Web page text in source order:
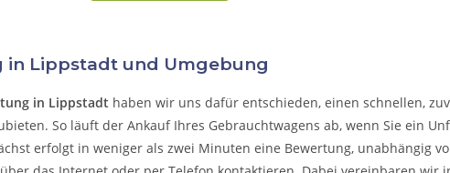
Lippstadt und Umgebung
in Lippstadt haben wir uns dafür entschieden, einen schnellen,
So läuft der Ankauf Ihres Gebrauchtwagens ab, wenn Sie ein
erfolgt in weniger als zwei Minuten eine Bewertung, unabhängig